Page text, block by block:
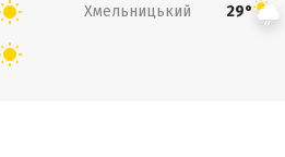
Хмельницький 29°